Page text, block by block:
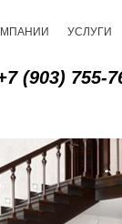
УСЛУГИ
(903) 755-